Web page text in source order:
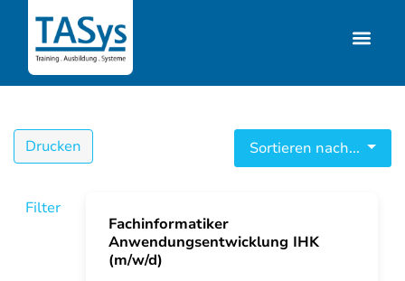
Drucken Sortieren nach...
Filter
Fachinformatiker
Anwendungsentwicklung IHK
(m/w/d)